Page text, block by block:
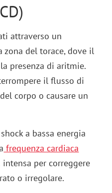
attraverso un
del torace, dove il
presenza di aritmie.
il flusso di
corpo o causare un
a bassa energia
frequenza cardiaca
per correggere
o irregolare.